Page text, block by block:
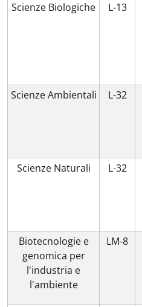
Scienze Biologiche L-13
Scienze Ambientali L-32
Scienze Naturali L-32
Biotecnologie e
genomica per
l'industria e
l'ambiente
LM-8